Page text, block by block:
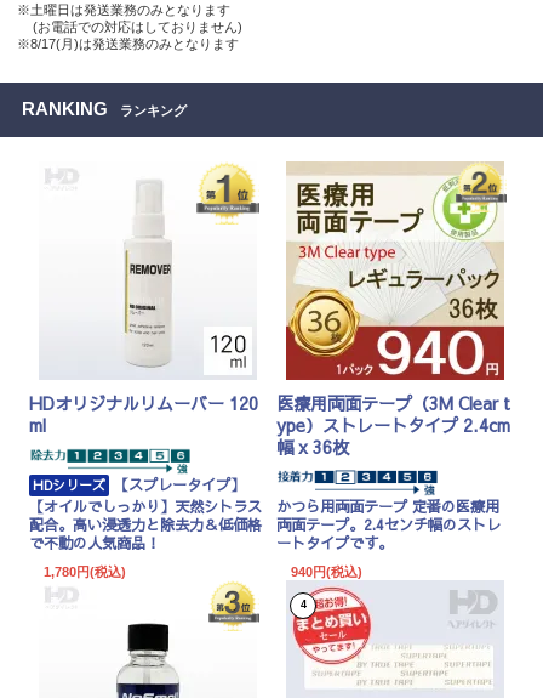
※土曜日は発送業務のみとなります
(お電話での対応はしておりません)
※8/17(月)は発送業務のみとなります
RANKING ランキング
HDオリジナルリムーバー 120
ml
HDシリーズ
【スプレータイプ】
【オイルでしっかり】天然シトラス
配合。高い浸透力と除去力＆低価格
で不動の人気商品！
1,780円(税込)
医療用両面テープ（3M Clear t
ype）ストレートタイプ 2.4cm
幅 x 36枚
かつら用両面テープ 定番の医療用
両面テープ。2.4センチ幅のストレ
ートタイプです。
940円(税込)
4